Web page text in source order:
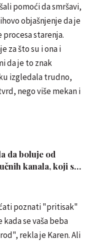
pomoći da smršavi,
objašnjenje da je
procesa starenja.
za što su i ona i
da je to znak
izgledala trudno,
nego više mekan i
da boluje od
kanala, koji su
liječiti?
poznati "pritisak"
se vaša beba
rekla je Karen. Ali